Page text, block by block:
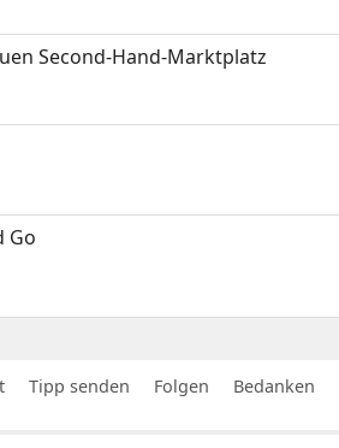
Second-Hand-Marktplatz
Go
Tipp senden Folgen Bedanken